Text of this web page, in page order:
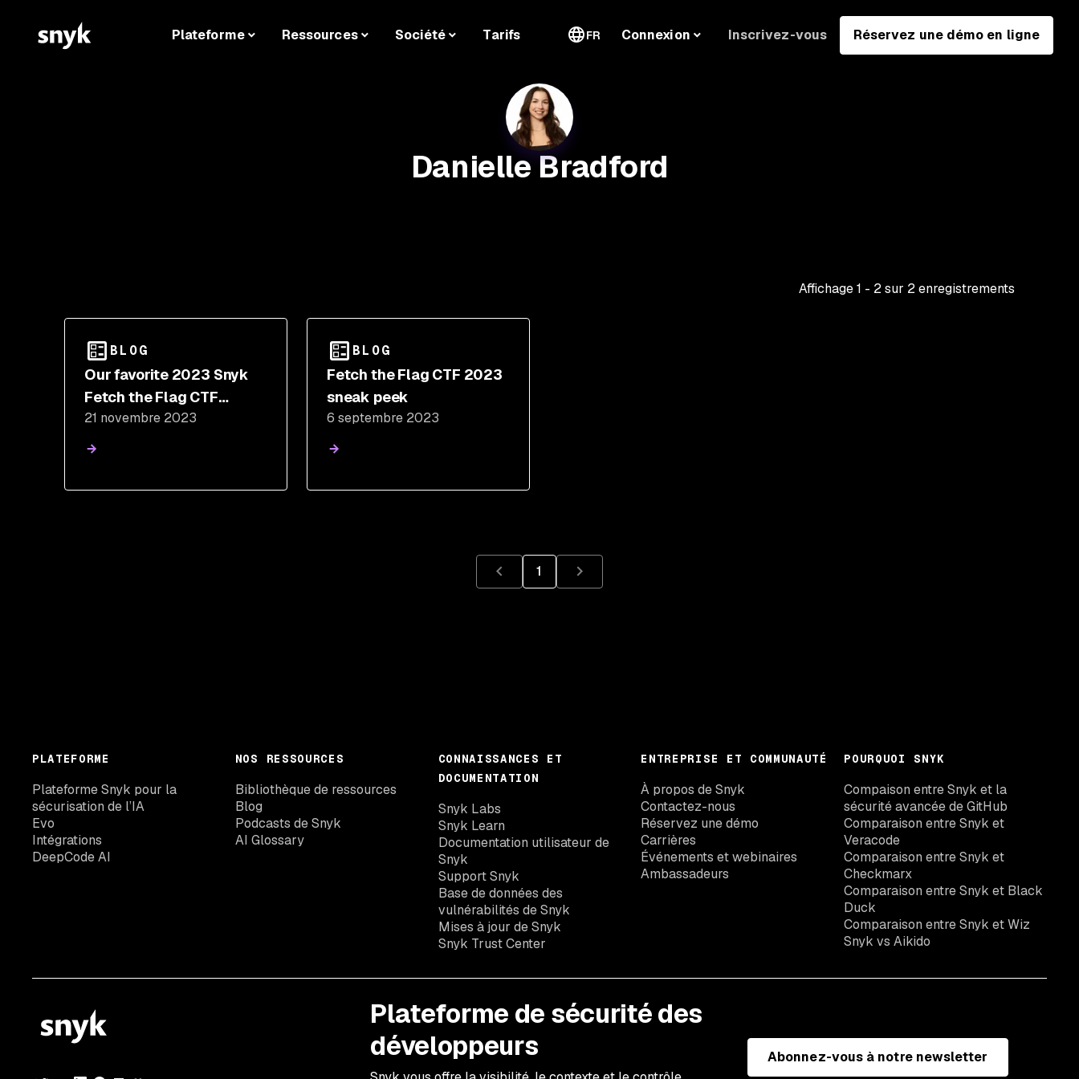
Plateforme Ressources Société Tarifs FR Connexion Inscrivez-vous Réservez une démo en ligne
Danielle Bradford
Affichage1 - 2sur 2enregistrements
BLOG
Our favorite 2023 Snyk
Fetch the Flag CTF
writeups from the
community
21 novembre 2023
BLOG
Fetch the Flag CTF 2023
sneak peek
6 septembre 2023
1
PLATEFORME
Plateforme Snyk pour la
sécurisation de l’IA
Evo
Intégrations
DeepCode AI
NOS RESSOURCES
Bibliothèque de ressources
Blog
Podcasts de Snyk
AI Glossary
CONNAISSANCES ET
DOCUMENTATION
Snyk Labs
Snyk Learn
Documentation utilisateur de
Snyk
Support Snyk
Base de données des
vulnérabilités de Snyk
Mises à jour de Snyk
Snyk Trust Center
ENTREPRISE ET COMMUNAUTÉ
À propos de Snyk
Contactez-nous
Réservez une démo
Carrières
Événements et webinaires
Ambassadeurs
POURQUOI SNYK
Compaison entre Snyk et la
sécurité avancée de GitHub
Comparaison entre Snyk et
Veracode
Comparaison entre Snyk et
Checkmarx
Comparaison entre Snyk et Black
Duck
Comparaison entre Snyk et Wiz
Snyk vs Aikido
Plateforme de sécurité des
développeurs
Abonnez-vous à notre newsletter